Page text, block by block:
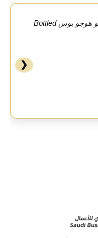
مستوحى باتل ابسولو هوجو بوس Bottled
❮